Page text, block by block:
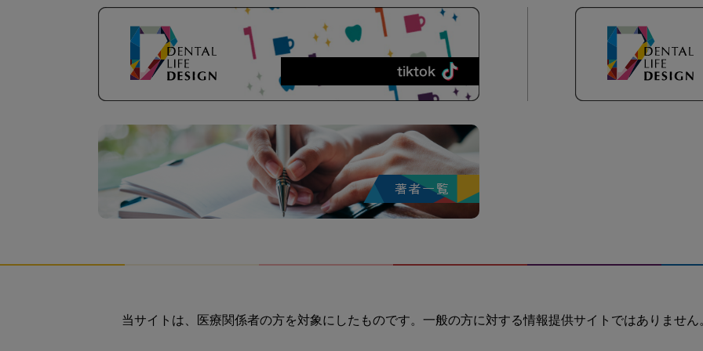
当サイトは、医療関係者の方を対象にしたものです。一般の方に対する情報提供サイトではありません